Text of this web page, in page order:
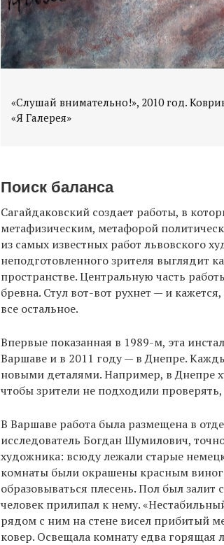
«Слушай внимательно!», 2010 год.
Поиск баланса
Сагайдаковский создает работы, в
метафизическим, метафорой
из самых известных работ львовского
неподготовленного зрителя выглядит
пространстве. Центральную часть
бревна. Стул вот-вот рухнет — и
все остальное.
Впервые показанная в 1989-м, эта
Варшаве и в 2011 году — в Днепре.
новыми деталями. Например, в Днепре
чтобы зрители не подходили проверять,
В Варшаве работа была размещена в
исследователь Богдан Шумилович,
художника: всюду лежали старые
комнаты были окрашены красным
образовываться плесень. Пол был
человек прилипал к нему.
рядом с ним на стене висел прибитый
ковер. Освещала комнату едва горящая